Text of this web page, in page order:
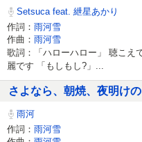
Setsuca feat. 紲星あかり
作詞： 雨河雪
作曲： 雨河雪
歌詞：「ハローハロー」 聴こえ
麗です 「もしもし?」...
さよなら、朝焼、夜明け
雨河
作詞： 雨河雪